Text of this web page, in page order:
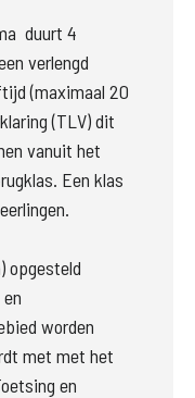
duurt 4
verlengd
(maximaal 20
(TLV) dit
vanuit het
Een klas
opgesteld
worden
met met het
en